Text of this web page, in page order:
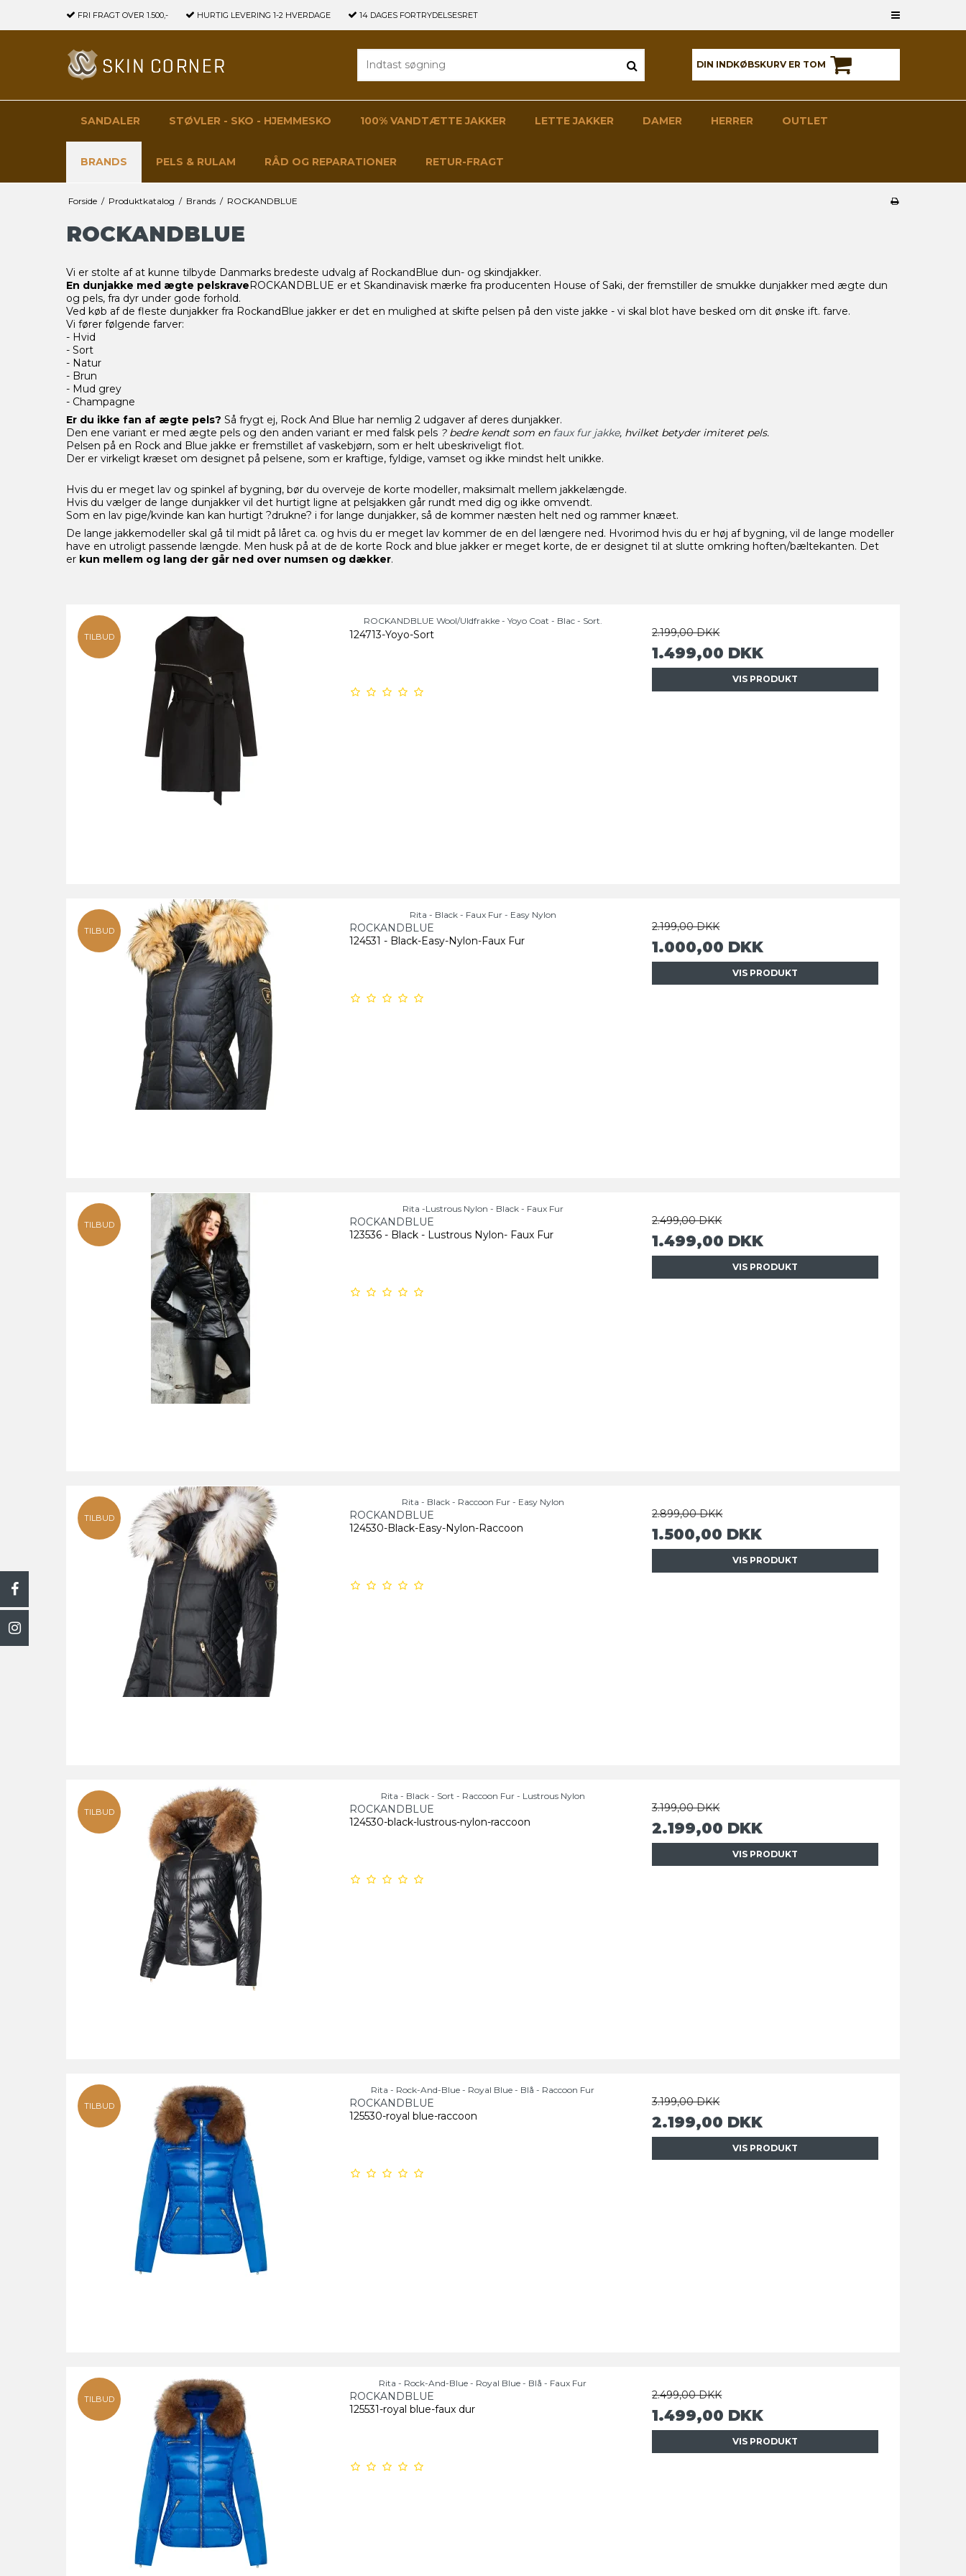
FRI FRAGT OVER 1.500,- HURTIG LEVERING 1-2 HVERDAGE 14 DAGES FORTRYDELSESRET
DIN INDKØBSKURV ER TOM
SANDALER STØVLER - SKO - HJEMMESKO 100% VANDTÆTTE JAKKER LETTE JAKKER DAMER HERRER OUTLET
BRANDS PELS & RULAM RÅD OG REPARATIONER RETUR-FRAGT
Forside / Produktkatalog / Brands / ROCKANDBLUE
ROCKANDBLUE
Vi er stolte af at kunne tilbyde Danmarks bredeste udvalg af RockandBlue dun- og skindjakker.
En dunjakke med ægte pelskraveROCKANDBLUE er et Skandinavisk mærke fra producenten House of Saki, der fremstiller de smukke dunjakker med ægte dun
og pels, fra dyr under gode forhold.
Ved køb af de fleste dunjakker fra RockandBlue jakker er det en mulighed at skifte pelsen på den viste jakke - vi skal blot have besked om dit ønske ift. farve.
Vi fører følgende farver:
- Hvid
- Sort
- Natur
- Brun
- Mud grey
- Champagne
Er du ikke fan af ægte pels? Så frygt ej, Rock And Blue har nemlig 2 udgaver af deres dunjakker.
Den ene variant er med ægte pels og den anden variant er med falsk pels ? bedre kendt som en faux fur jakke, hvilket betyder imiteret pels.
Pelsen på en Rock and Blue jakke er fremstillet af vaskebjørn, som er helt ubeskriveligt flot.
Der er virkeligt kræset om designet på pelsene, som er kraftige, fyldige, vamset og ikke mindst helt unikke.
Hvis du er meget lav og spinkel af bygning, bør du overveje de korte modeller, maksimalt mellem jakkelængde.
Hvis du vælger de lange dunjakker vil det hurtigt ligne at pelsjakken går rundt med dig og ikke omvendt.
Som en lav pige/kvinde kan kan hurtigt ?drukne? i for lange dunjakker, så de kommer næsten helt ned og rammer knæet.
De lange jakkemodeller skal gå til midt på låret ca. og hvis du er meget lav kommer de en del længere ned. Hvorimod hvis du er høj af bygning, vil de lange modeller
have en utroligt passende længde. Men husk på at de de korte Rock and blue jakker er meget korte, de er designet til at slutte omkring hoften/bæltekanten. Det
er kun mellem og lang der går ned over numsen og dækker.
TILBUD
​ROCKANDBLUE Wool/Uldfrakke - Yoyo Coat - Blac - Sort.
124713-Yoyo-Sort 2.199,00 DKK
1.499,00 DKK
VIS PRODUKT
TILBUD
Rita - Black - Faux Fur - Easy Nylon
ROCKANDBLUE
124531 - Black-Easy-Nylon-Faux Fur
2.199,00 DKK
1.000,00 DKK
VIS PRODUKT
TILBUD
Rita -Lustrous Nylon - Black - Faux Fur
ROCKANDBLUE
123536 - Black - Lustrous Nylon- Faux Fur
2.499,00 DKK
1.499,00 DKK
VIS PRODUKT
TILBUD
Rita - Black - Raccoon Fur - Easy Nylon
ROCKANDBLUE
124530-Black-Easy-Nylon-Raccoon
2.899,00 DKK
1.500,00 DKK
VIS PRODUKT
TILBUD
Rita - Black - Sort - Raccoon Fur - Lustrous Nylon
ROCKANDBLUE
124530-black-lustrous-nylon-raccoon
3.199,00 DKK
2.199,00 DKK
VIS PRODUKT
TILBUD
Rita - Rock-And-Blue - Royal Blue - Blå - Raccoon Fur
ROCKANDBLUE
125530-royal blue-raccoon
3.199,00 DKK
2.199,00 DKK
VIS PRODUKT
TILBUD
Rita - Rock-And-Blue - Royal Blue - Blå - Faux Fur
ROCKANDBLUE
125531-royal blue-faux dur
2.499,00 DKK
1.499,00 DKK
VIS PRODUKT